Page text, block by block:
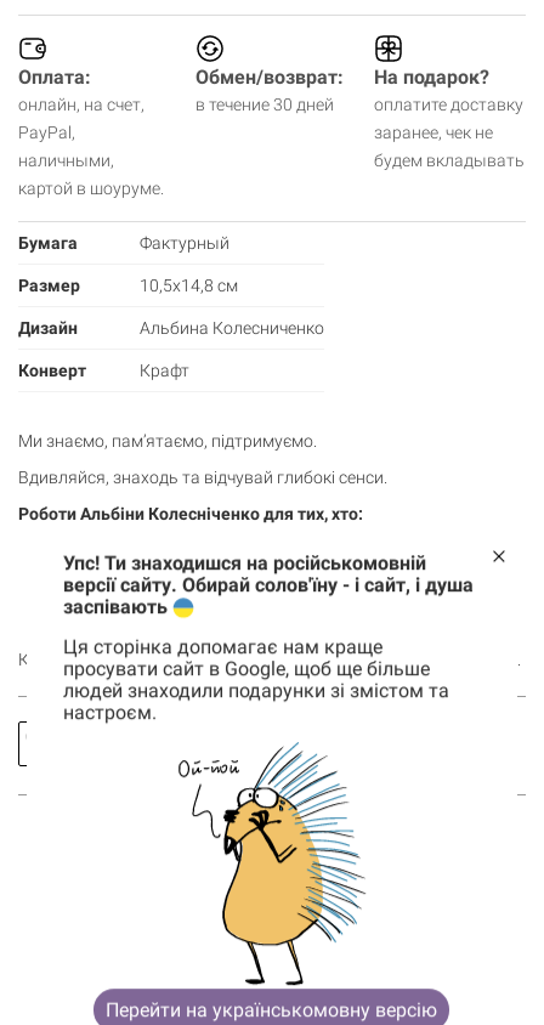
Оплата:
онлайн, на счет,
PayPal,
наличными,
картой в шоуруме.
Обмен/возврат:
в течение 30 дней
На подарок?
оплатите доставку
заранее, чек не
будем вкладывать
Бумага Фактурный
Размер 10,5х14,8 см
Дизайн Альбина Колесниченко
Конверт Крафт
Ми знаємо, пам’ятаємо, підтримуємо.
Вдивляйся, знаходь та відчувай глибокі сенси.
Роботи Альбіни Колесніченко для тих, хто:
полюбляє символізм в ілюстраціях;
цінує як зміст, так і форму;
шукає незвичайний подарунок;
підтримує українських ілюстраторів та виробників.
Купуй листівку та дивисьусі товариу нашій колекції художниці.
про товар
ВОЗМОЖНО, ТЕБЯ ТАКЖЕ
ЗАИНТЕРЕСУЮТ
Упс! Ти знаходишся на російськомовній
версії сайту. Обирай солов'їну - і сайт, і душа
заспівають
Ця сторінка допомагає нам краще
просувати сайт в Google, щоб ще більше
людей знаходили подарунки зі змістом та
настроєм.
Перейти на українськомовну версію
Корзина 0 товары
Корзина пуста